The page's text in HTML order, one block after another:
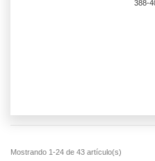
388-